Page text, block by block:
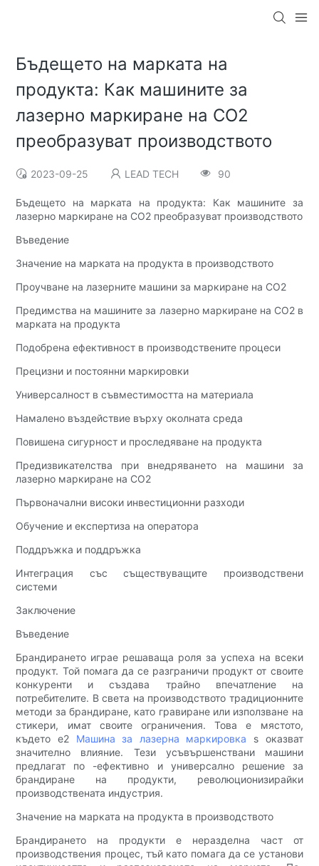
Бъдещето на марката на
продукта: Как машините за
лазерно маркиране на CO2
преобразуват производството
2023-09-25 LEAD TECH 90
Бъдещето на марката на продукта: Как машините за
лазерно маркиране на CO2 преобразуват производството
Въведение
Значение на марката на продукта в производството
Проучване на лазерните машини за маркиране на CO2
Предимства на машините за лазерно маркиране на CO2 в
марката на продукта
Подобрена ефективност в производствените процеси
Прецизни и постоянни маркировки
Универсалност в съвместимостта на материала
Намалено въздействие върху околната среда
Повишена сигурност и проследяване на продукта
Предизвикателства при внедряването на машини за
лазерно маркиране на CO2
Първоначални високи инвестиционни разходи
Обучение и експертиза на оператора
Поддръжка и поддръжка
Интеграция със съществуващите производствени
системи
Заключение
Въведение
Брандирането играе решаваща роля за успеха на всеки
продукт. Той помага да се разграничи продукт от своите
конкуренти и създава трайно впечатление на
потребителите. В света на производството традиционните
методи за брандиране, като гравиране или използване на
стикери, имат своите ограничения. Това е мястото,
където е2 Машина за лазерна маркировка s оказват
значително влияние. Тези усъвършенствани машини
предлагат по -ефективно и универсално решение за
брандиране на продукти, революционизирайки
производствената индустрия.
Значение на марката на продукта в производството
Брандирането на продукти е неразделна част от
производствения процес, тъй като помага да се установи